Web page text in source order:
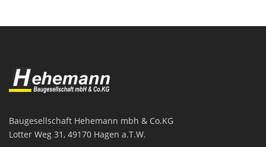
Baugesellschaft Hehemann mbh & Co.KG
Lotter Weg 31 , 49170 Hagen a.T.W.